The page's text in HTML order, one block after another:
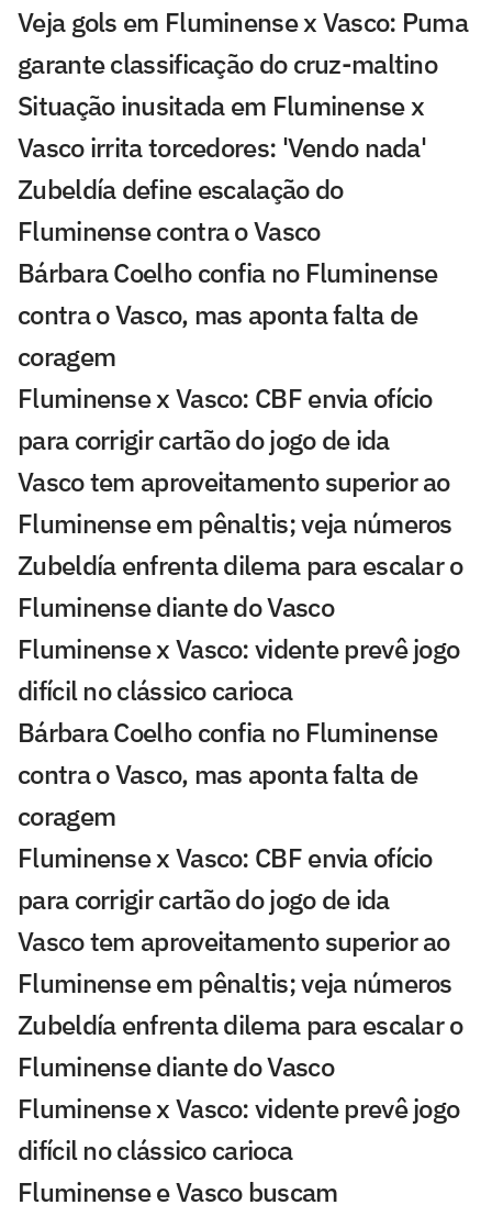
Veja gols em Fluminense x Vasco: Puma
garante classificação do cruz-maltino
Situação inusitada em Fluminense x
Vasco irrita torcedores: 'Vendo nada'
Zubeldía define escalação do
Fluminense contra o Vasco
Bárbara Coelho confia no Fluminense
contra o Vasco, mas aponta falta de
coragem
Fluminense x Vasco: CBF envia ofício
para corrigir cartão do jogo de ida
Vasco tem aproveitamento superior ao
Fluminense em pênaltis; veja números
Zubeldía enfrenta dilema para escalar o
Fluminense diante do Vasco
Fluminense x Vasco: vidente prevê jogo
difícil no clássico carioca
Bárbara Coelho confia no Fluminense
contra o Vasco, mas aponta falta de
coragem
Fluminense x Vasco: CBF envia ofício
para corrigir cartão do jogo de ida
Vasco tem aproveitamento superior ao
Fluminense em pênaltis; veja números
Zubeldía enfrenta dilema para escalar o
Fluminense diante do Vasco
Fluminense x Vasco: vidente prevê jogo
difícil no clássico carioca
Fluminense e Vasco buscam